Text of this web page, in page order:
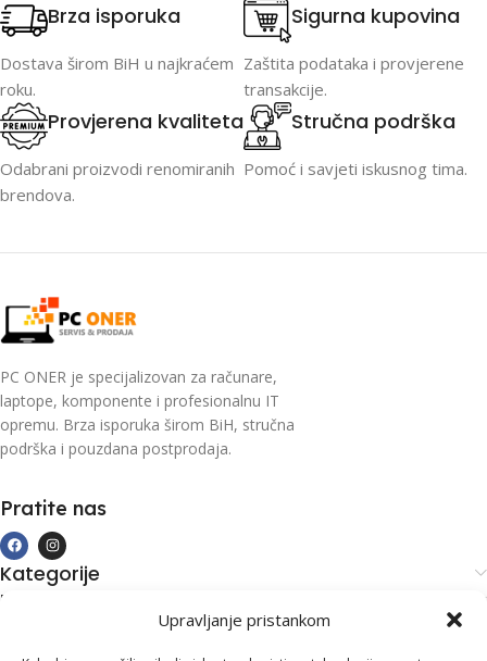
Upravljanje pristankom
Brza isporuka
Dostava širom BiH u najkraćem
roku.
Sigurna kupovina
Zaštita podataka i provjerene
transakcije.
Provjerena kvaliteta
Odabrani proizvodi renomiranih
brendova.
Stručna podrška
Pomoć i savjeti iskusnog tima.
PC ONER je specijalizovan za računare,
laptope, komponente i profesionalnu IT
opremu. Brza isporuka širom BiH, stručna
podrška i pouzdana postprodaja.
Pratite nas
Kategorije
Kupovina i podrška
Kontakt informacije